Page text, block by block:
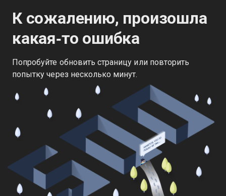
К сожалению, произошла
какая‑то ошибка
Попробуйте обновить страницу или повторить
попытку через несколько минут.